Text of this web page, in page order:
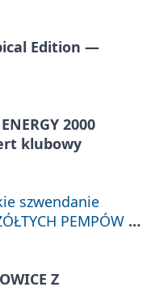
Edition —
2000
klubowy
szwendanie
PEMPÓW z
Z